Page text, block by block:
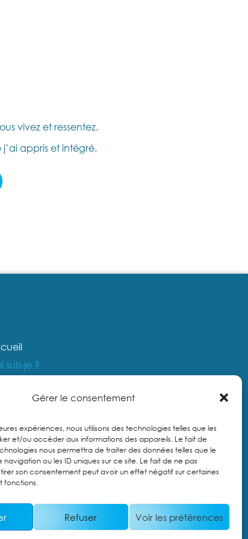
Gérer le consentement
expériences, nous utilisons des technologies telles que les
et/ou accéder aux informations des appareils. Le fait de
nous permettra de traiter des données telles que le
ou les ID uniques sur ce site. Le fait de ne pas
son consentement peut avoir un effet négatif sur certaines
fonctions.
Refuser Voir les préférences
vivez et ressentez.
appris et intégré.
suis-je ?
en entreprise
de cookies (UE)
de confidentialité